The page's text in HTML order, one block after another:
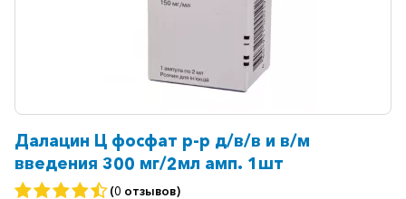
Далацин Ц фосфат р-р д/в/в и в/м
введения 300 мг/2мл амп. 1шт
(0 отзывов)